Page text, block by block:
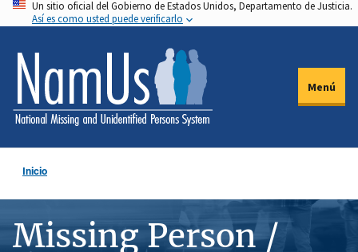
Pasar
al
contenido
principal
Un sitio oficial del Gobierno de Estados Unidos, Departamento de Justicia.
Así es como usted puede verificarlo
Menú
Inicio
Missing Person /